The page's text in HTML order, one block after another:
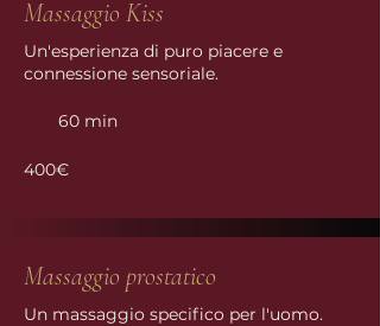
Massaggio Kiss
Un'esperienza di puro piacere e
connessione sensoriale.
60 min
400€
Massaggio prostatico
Un massaggio specifico per l'uomo.